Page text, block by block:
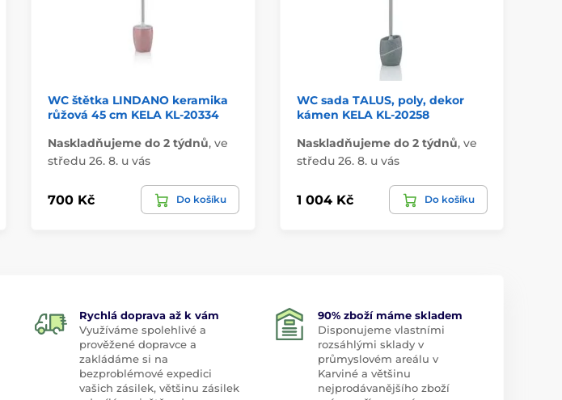
WC štětka LINDANO keramika
růžová 45 cm KELA KL-20334
Naskladňujeme do 2 týdnů, ve
středu 26. 8. u vás
700 Kč Do košíku
WC sada TALUS, poly, dekor
kámen KELA KL-20258
Naskladňujeme do 2 týdnů, ve
středu 26. 8. u vás
1 004 Kč Do košíku
Rychlá doprava až k vám
Využíváme spolehlivé a
prověžené dopravce a
zakládáme si na
bezproblémové expedici
vašich zásilek, většinu zásilek
90% zboží máme skladem
Disponujeme vlastními
rozsáhlými sklady v
průmyslovém areálu v
Karviné a většinu
nejprodávanějšího zboží